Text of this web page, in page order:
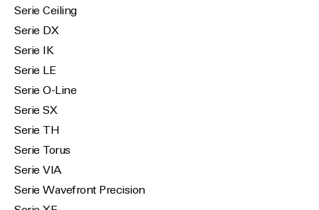
Serie Ceiling
Serie DX
Serie IK
Serie LE
Serie O-Line
Serie SX
Serie TH
Serie Torus
Serie VIA
Serie Wavefront Precision